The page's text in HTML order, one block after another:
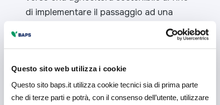
Questo sito web utilizza i cookie
Questo sito baps.it utilizza cookie tecnici sia di prima parte
che di terze parti e potrà, con il consenso dell’utente, utilizzare
di implementare il passaggio ad una
agricoltura green. La firma tra la Bapr ed
il consorzio dimostra che l’Unione fa la
presidente del Consorzio di Tutela
del Vino Cerasuolo di Vittoria.